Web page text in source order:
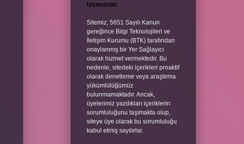
taşımazlar.
Sitemiz, 5651 Sayılı Kanun
gereğince Bilgi Teknolojileri ve
İletişim Kurumu (BTK) tarafından
onaylanmış bir Yer Sağlayıcı
olarak hizmet vermektedir. Bu
nedenle, sitedeki içerikleri proaktif
olarak denetleme veya araştırma
yükümlülüğümüz
bulunmamaktadır. Ancak,
üyelerimiz yazdıkları içeriklerin
sorumluluğunu taşımakta olup,
siteye üye olarak bu sorumluluğu
kabul etmiş sayılırlar.